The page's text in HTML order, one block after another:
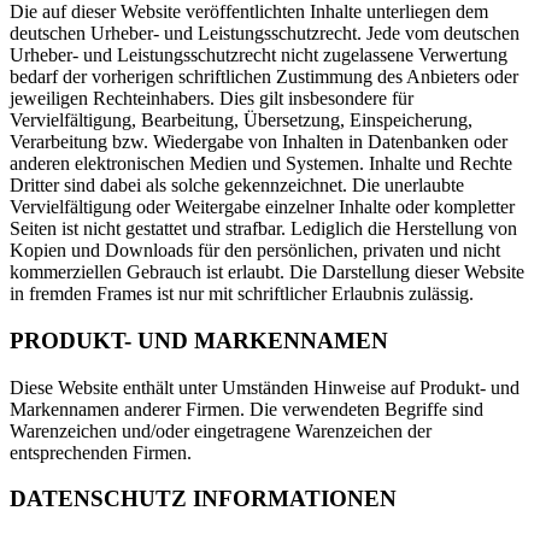
Die auf dieser Website veröffentlichten Inhalte unterliegen dem
deutschen Urheber- und Leistungsschutzrecht. Jede vom deutschen
Urheber- und Leistungsschutzrecht nicht zugelassene Verwertung
bedarf der vorherigen schriftlichen Zustimmung des Anbieters oder
jeweiligen Rechteinhabers. Dies gilt insbesondere für
Vervielfältigung, Bearbeitung, Übersetzung, Einspeicherung,
Verarbeitung bzw. Wiedergabe von Inhalten in Datenbanken oder
anderen elektronischen Medien und Systemen. Inhalte und Rechte
Dritter sind dabei als solche gekennzeichnet. Die unerlaubte
Vervielfältigung oder Weitergabe einzelner Inhalte oder kompletter
Seiten ist nicht gestattet und strafbar. Lediglich die Herstellung von
Kopien und Downloads für den persönlichen, privaten und nicht
kommerziellen Gebrauch ist erlaubt. Die Darstellung dieser Website
in fremden Frames ist nur mit schriftlicher Erlaubnis zulässig.
PRODUKT- UND MARKENNAMEN
Diese Website enthält unter Umständen Hinweise auf Produkt- und
Markennamen anderer Firmen. Die verwendeten Begriffe sind
Warenzeichen und/oder eingetragene Warenzeichen der
entsprechenden Firmen.
DATENSCHUTZ INFORMATIONEN